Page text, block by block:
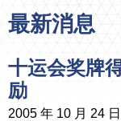
最新消息
十运会奖牌
励
2005 年 10 月 24 日